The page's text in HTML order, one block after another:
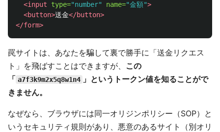
<input
type="number" name="金額">
<button>送金</button>
</form>
罠サイトは、あなたを騙して裏で勝手に「送金リクエス
ト」を飛ばすことはできますが、 この
「 a7f3k9m2x5q8w1n4 」というトークン値を知ることがで
きません。
なぜなら、ブラウザには同一オリジンポリシー（SOP）と
いうセキュリティ規則があり、悪意のあるサイト（別オリ